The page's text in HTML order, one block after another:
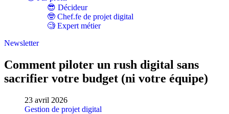
😎 Décideur
🤓 Chef.fe de projet digital
🧐 Expert métier
Newsletter
Comment piloter un rush digital sans
sacrifier votre budget (ni votre équipe)
23 avril 2026
Gestion de projet digital